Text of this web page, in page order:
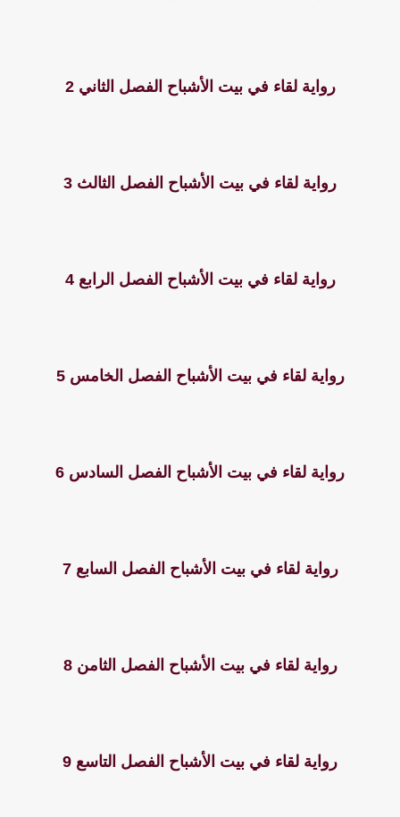
رواية لقاء في بيت الأشباح الفصل الثاني 2
رواية لقاء في بيت الأشباح الفصل الثالث 3
رواية لقاء في بيت الأشباح الفصل الرابع 4
رواية لقاء في بيت الأشباح الفصل الخامس 5
رواية لقاء في بيت الأشباح الفصل السادس 6
رواية لقاء في بيت الأشباح الفصل السابع 7
رواية لقاء في بيت الأشباح الفصل الثامن 8
رواية لقاء في بيت الأشباح الفصل التاسع 9